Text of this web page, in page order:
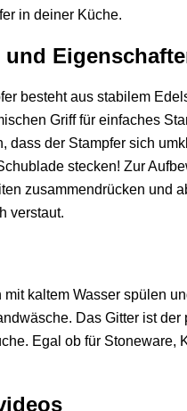
in deiner Küche.
besteht aus stabilem
Griff für einfaches
dass der Stampfer sich
stecken! Zur
zusammendrücken und
verstaut.
mit kaltem Wasser spülen
Das Gitter ist der
Egal ob für Stoneware,